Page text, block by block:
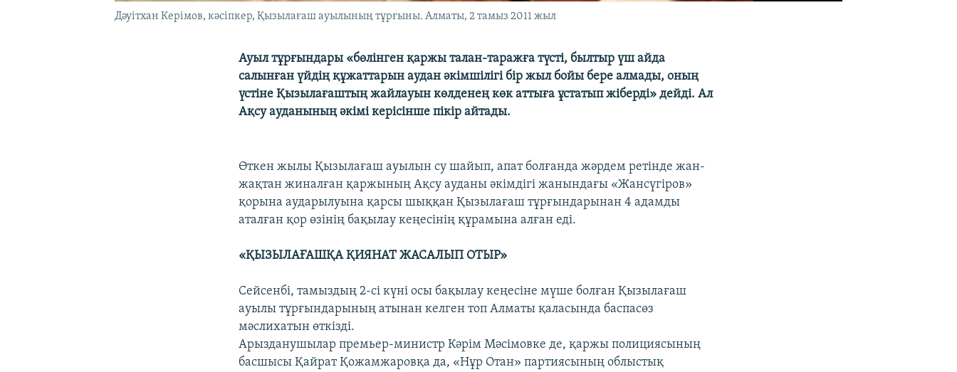
Дәуітхан Керімов, кәсіпкер, Қызылағаш ауылының тұрғыны. Алматы, 2 тамыз 2011 жыл
Ауыл тұрғындары «бөлінген қаржы талан-таражға түсті, былтыр үш айда
салынған үйдің құжаттарын аудан әкімшілігі бір жыл бойы бере алмады, оның
үстіне Қызылағаштың жайлауын көлденең көк аттыға ұстатып жіберді» дейді. Ал
Ақсу ауданының әкімі керісінше пікір айтады.
Өткен жылы Қызылағаш ауылын су шайып, апат болғанда жәрдем ретінде жан-
жақтан жиналған қаржының Ақсу ауданы әкімдігі жанындағы «Жансүгіров»
қорына аударылуына қарсы шыққан Қызылағаш тұрғындарынан 4 адамды
аталған қор өзінің бақылау кеңесінің құрамына алған еді.
«ҚЫЗЫЛАҒАШҚА ҚИЯНАТ ЖАСАЛЫП ОТЫР»
Сейсенбі, тамыздың 2-сі күні осы бақылау кеңесіне мүше болған Қызылағаш
ауылы тұрғындарының атынан келген топ Алматы қаласында баспасөз
мәслихатын өткізді.
Арызданушылар премьер-министр Кәрім Мәсімовке де, қаржы полициясының
басшысы Қайрат Қожамжаровқа да, «Нұр Отан» партиясының облыстық